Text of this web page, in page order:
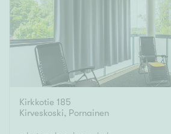
Kirkkotie 185
Kirveskoski, Pornainen